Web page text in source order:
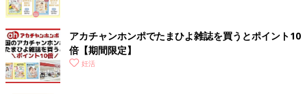
アカチャンホンポでたまひよ雑誌を買うとポイント10
倍【期間限定】
妊活